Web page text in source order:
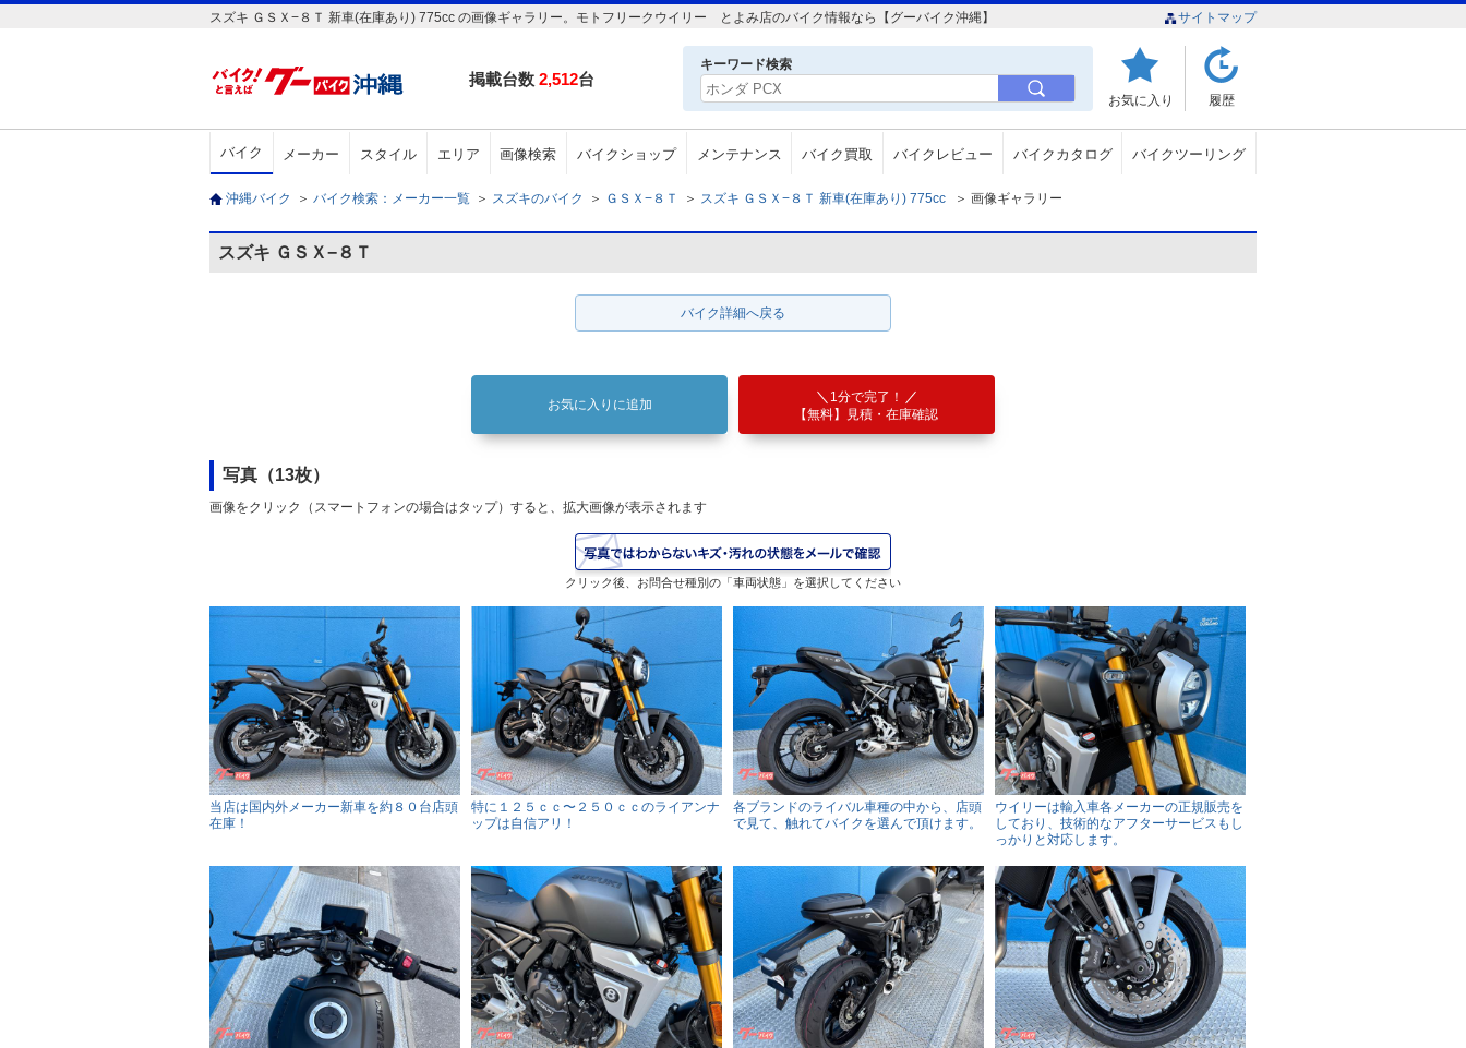
スズキ ＧＳＸ−８Ｔ 新車(在庫あり) 775cc の画像ギャラリー。モトフリークウイリー とよみ店のバイク情報なら【グーバイク沖縄】 サイトマップ
掲載台数 2,512台
キーワード検索
お気に入り 履歴
バイク メーカー スタイル エリア 画像検索 バイクショップ メンテナンス バイク買取 バイクレビュー バイクカタログ バイクツーリング
沖縄バイク ＞ バイク検索：メーカー一覧 ＞ スズキのバイク ＞ ＧＳＸ−８Ｔ ＞ スズキ ＧＳＸ−８Ｔ 新車(在庫あり) 775cc ＞ 画像ギャラリー
スズキ ＧＳＸ−８Ｔ
バイク詳細へ戻る
お気に入りに追加
1分で完了！
【無料】見積・在庫確認
写真（13枚）
画像をクリック（スマートフォンの場合はタップ）すると、拡大画像が表示されます
クリック後、お問合せ種別の「車両状態」を選択してください
当店は国内外メーカー新車を約８０台店頭
在庫！
特に１２５ｃｃ〜２５０ｃｃのライアンナ
ップは自信アリ！
各ブランドのライバル車種の中から、店頭
で見て、触れてバイクを選んで頂けます。
ウイリーは輸入車各メーカーの正規販売を
しており、技術的なアフターサービスもし
っかりと対応します。